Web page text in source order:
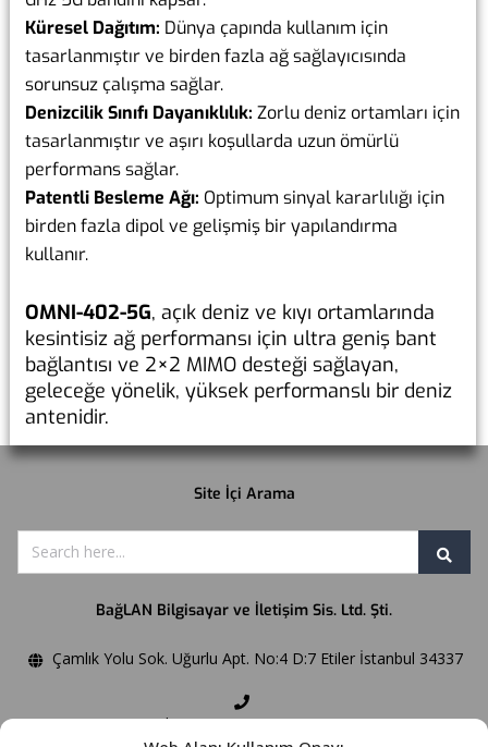
Küresel Dağıtım: Dünya çapında kullanım için
tasarlanmıştır ve birden fazla ağ sağlayıcısında
sorunsuz çalışma sağlar.
Denizcilik Sınıfı Dayanıklılık: Zorlu deniz ortamları için
tasarlanmıştır ve aşırı koşullarda uzun ömürlü
performans sağlar.
Patentli Besleme Ağı: Optimum sinyal kararlılığı için
birden fazla dipol ve gelişmiş bir yapılandırma
kullanır.
OMNI-402-5G, açık deniz ve kıyı ortamlarında
kesintisiz ağ performansı için ultra geniş bant
bağlantısı ve 2×2 MIMO desteği sağlayan,
geleceğe yönelik, yüksek performanslı bir deniz
antenidir.
Site İçi Arama
BağLAN Bilgisayar ve İletişim Sis. Ltd. Şti.
Çamlık Yolu Sok. Uğurlu Apt. No:4 D:7 Etiler İstanbul 34337
Phone:+90 212 358 5909